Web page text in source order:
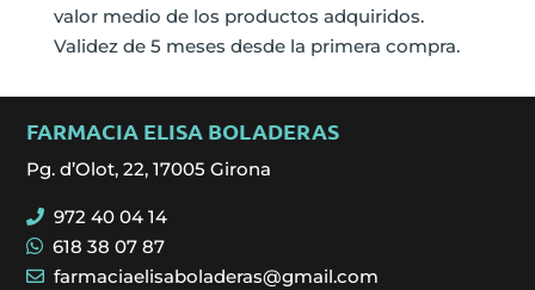
valor medio de los productos adquiridos.
Validez de 5 meses desde la primera compra.
FARMACIA ELISA BOLADERAS
Pg. d’Olot, 22, 17005 Girona
972 40 04 14
618 38 07 87
farmaciaelisaboladeras@gmail.com